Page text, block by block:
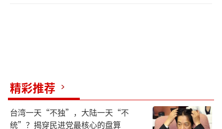
精彩推荐
台湾一天“不独”，大陆一天“不
统”？揭穿民进党最核心的盘算